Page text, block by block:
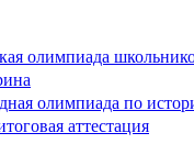
олимпиада
олимпиада по
аттестация